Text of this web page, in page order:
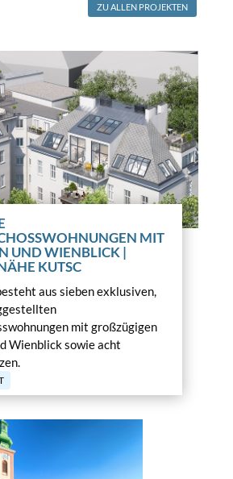
ZU ALLEN PROJEKTEN
MIT
UND WIENBLICK |
KUTSC
aus sieben exklusiven,
mit großzügigen
Wienblick sowie acht